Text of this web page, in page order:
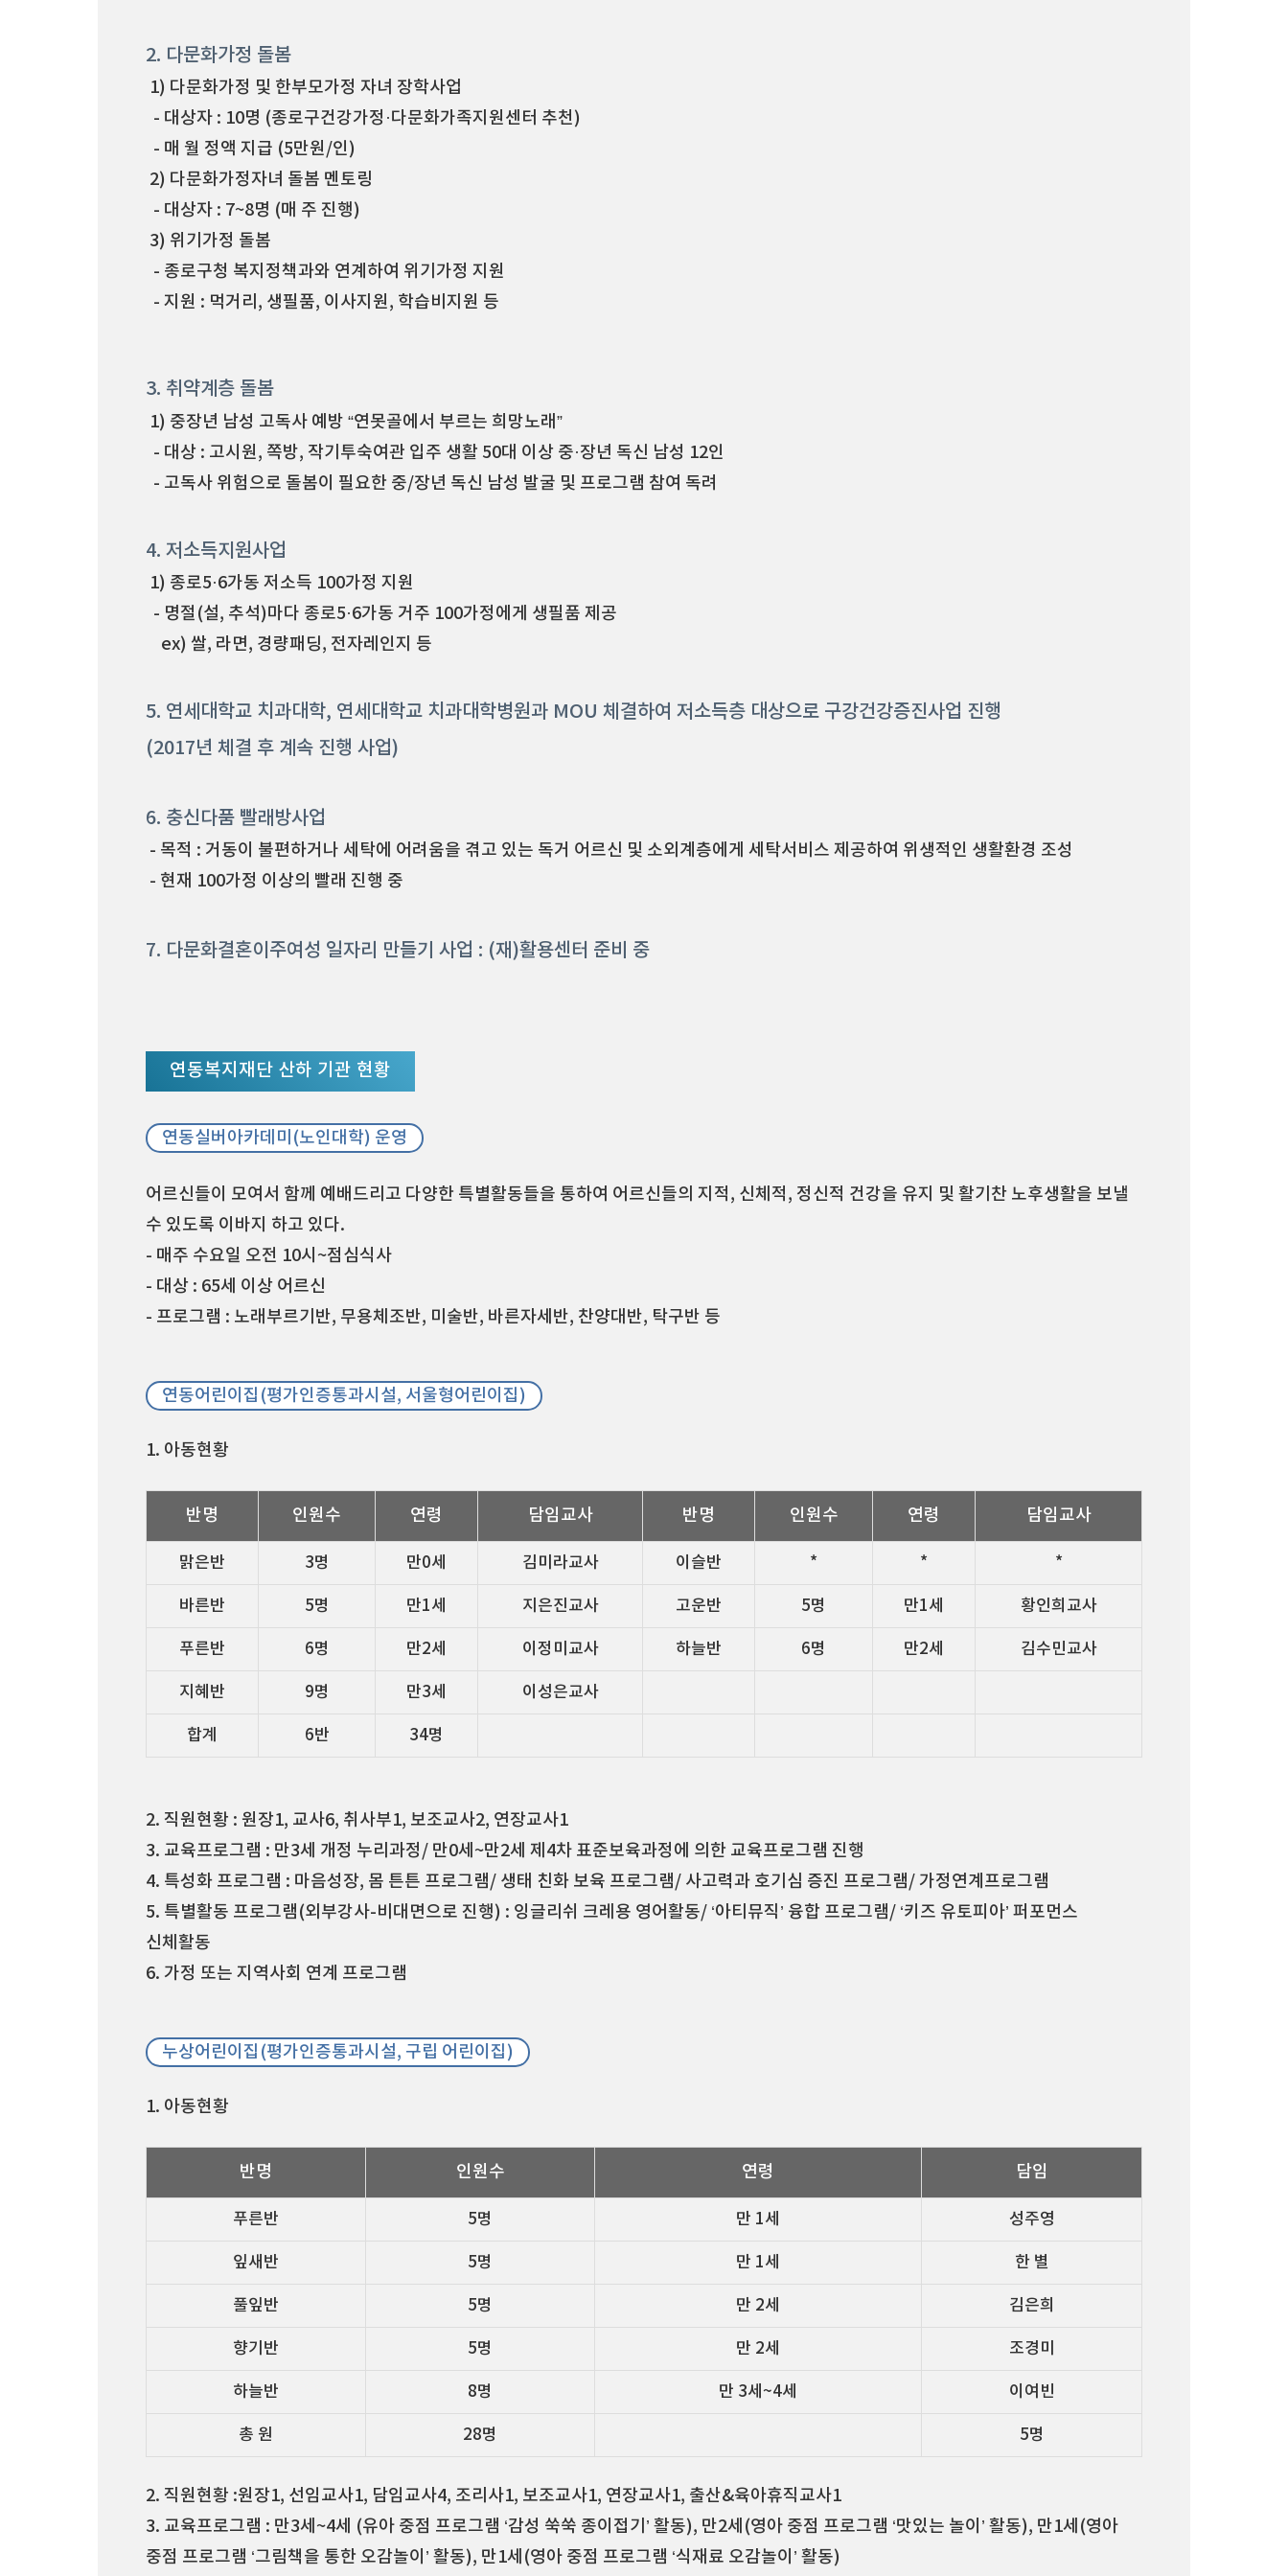
2. 다문화가정 돌봄
1) 다문화가정 및 한부모가정 자녀 장학사업
- 대상자 : 10명 (종로구건강가정·다문화가족지원센터 추천)
- 매 월 정액 지급 (5만원/인)
2) 다문화가정자녀 돌봄 멘토링
- 대상자 : 7~8명 (매 주 진행)
3) 위기가정 돌봄
- 종로구청 복지정책과와 연계하여 위기가정 지원
- 지원 : 먹거리, 생필품, 이사지원, 학습비지원 등
3. 취약계층 돌봄
1) 중장년 남성 고독사 예방 “연못골에서 부르는 희망노래”
- 대상 : 고시원, 쪽방, 작기투숙여관 입주 생활 50대 이상 중·장년 독신 남성 12인
- 고독사 위험으로 돌봄이 필요한 중/장년 독신 남성 발굴 및 프로그램 참여 독려
4. 저소득지원사업
1) 종로5·6가동 저소득 100가정 지원
- 명절(설, 추석)마다 종로5·6가동 거주 100가정에게 생필품 제공
ex) 쌀, 라면, 경량패딩, 전자레인지 등
5. 연세대학교 치과대학, 연세대학교 치과대학병원과 MOU 체결하여 저소득층 대상으로 구강건강증진사업 진행
(2017년 체결 후 계속 진행 사업)
6. 충신다품 빨래방사업
- 목적 : 거동이 불편하거나 세탁에 어려움을 겪고 있는 독거 어르신 및 소외계층에게 세탁서비스 제공하여 위생적인 생활환경 조성
- 현재 100가정 이상의 빨래 진행 중
7. 다문화결혼이주여성 일자리 만들기 사업 : (재)활용센터 준비 중
연동복지재단 산하 기관 현황
연동실버아카데미(노인대학) 운영
어르신들이 모여서 함께 예배드리고 다양한 특별활동들을 통하여 어르신들의 지적, 신체적, 정신적 건강을 유지 및 활기찬 노후생활을 보낼
수 있도록 이바지 하고 있다.
- 매주 수요일 오전 10시~점심식사
- 대상 : 65세 이상 어르신
- 프로그램 : 노래부르기반, 무용체조반, 미술반, 바른자세반, 찬양대반, 탁구반 등
연동어린이집(평가인증통과시설, 서울형어린이집)
1. 아동현황
반명 인원수 연령 담임교사 반명 인원수 연령 담임교사
맑은반 3명 만0세 김미라교사 이슬반 * * *
바른반 5명 만1세 지은진교사 고운반 5명 만1세 황인희교사
푸른반 6명 만2세 이정미교사 하늘반 6명 만2세 김수민교사
지혜반 9명 만3세 이성은교사
합계 6반 34명
2. 직원현황 : 원장1, 교사6, 취사부1, 보조교사2, 연장교사1
3. 교육프로그램 : 만3세 개정 누리과정/ 만0세~만2세 제4차 표준보육과정에 의한 교육프로그램 진행
4. 특성화 프로그램 : 마음성장, 몸 튼튼 프로그램/ 생태 친화 보육 프로그램/ 사고력과 호기심 증진 프로그램/ 가정연계프로그램
5. 특별활동 프로그램(외부강사-비대면으로 진행) : 잉글리쉬 크레용 영어활동/ ‘아티뮤직’ 융합 프로그램/ ‘키즈 유토피아’ 퍼포먼스
신체활동
6. 가정 또는 지역사회 연계 프로그램
누상어린이집(평가인증통과시설, 구립 어린이집)
1. 아동현황
반명 인원수 연령 담임
푸른반 5명 만 1세 성주영
잎새반 5명 만 1세 한 별
풀잎반 5명 만 2세 김은희
향기반 5명 만 2세 조경미
하늘반 8명 만 3세~4세 이여빈
총 원 28명 5명
2. 직원현황 :원장1, 선임교사1, 담임교사4, 조리사1, 보조교사1, 연장교사1, 출산&육아휴직교사1
3. 교육프로그램 : 만3세~4세 (유아 중점 프로그램 ‘감성 쑥쑥 종이접기’ 활동), 만2세(영아 중점 프로그램 ‘맛있는 놀이’ 활동), 만1세(영아
중점 프로그램 ‘그림책을 통한 오감놀이’ 활동), 만1세(영아 중점 프로그램 ‘식재료 오감놀이’ 활동)